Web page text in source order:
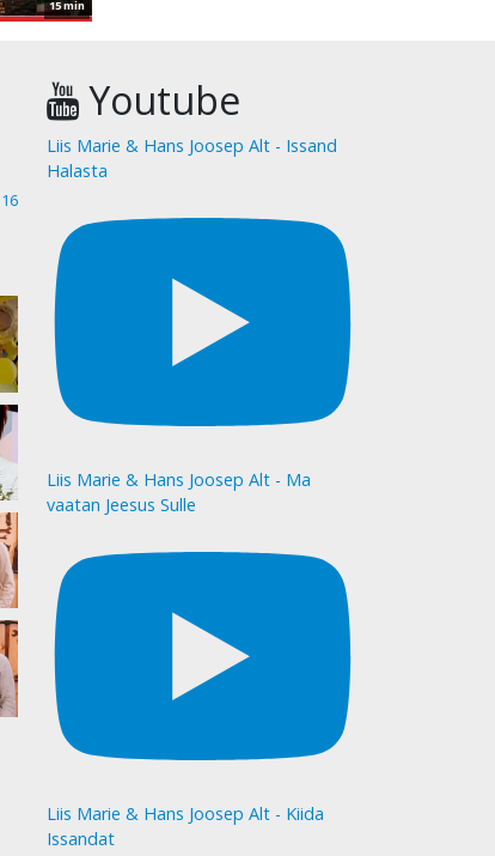
15 min
16
Youtube
Liis Marie & Hans Joosep Alt - Issand
Halasta
Liis Marie & Hans Joosep Alt - Ma
vaatan Jeesus Sulle
Liis Marie & Hans Joosep Alt - Kiida
Issandat